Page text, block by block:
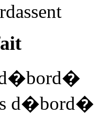
assent
d�bord�
d�bord�